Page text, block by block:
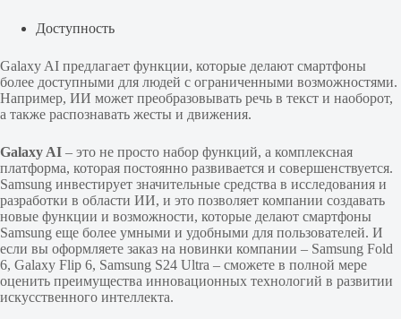
Доступность
Galaxy AI предлагает функции, которые делают смартфоны
более доступными для людей с ограниченными возможностями.
Например, ИИ может преобразовывать речь в текст и наоборот,
а также распознавать жесты и движения.
Galaxy AI – это не просто набор функций, а комплексная
платформа, которая постоянно развивается и совершенствуется.
Samsung инвестирует значительные средства в исследования и
разработки в области ИИ, и это позволяет компании создавать
новые функции и возможности, которые делают смартфоны
Samsung еще более умными и удобными для пользователей. И
если вы оформляете заказ на новинки компании – Samsung Fold
6, Galaxy Flip 6, Samsung S24 Ultra – сможете в полной мере
оценить преимущества инновационных технологий в развитии
искусственного интеллекта.